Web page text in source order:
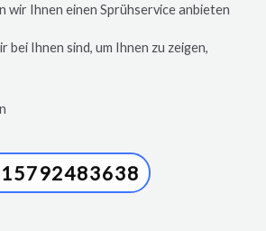
wir Ihnen einen Sprühservice anbieten
bei Ihnen sind, um Ihnen zu zeigen,